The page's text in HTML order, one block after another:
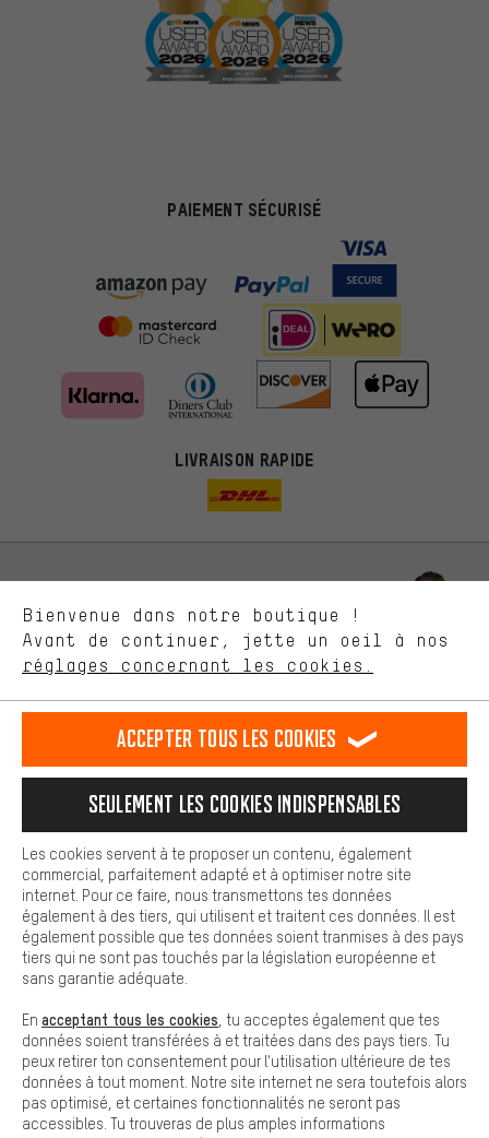
PAIEMENT SÉCURISÉ
LIVRAISON RAPIDE
Laisse-toi conseiller
Rappel Programmé
Notre politique en matière de protection de la vie privée
français
FR english
EN Deutsch
DE español
ES
RÉSILIER LE CONTRAT Communauté d'Aix-la-Chapelle
Programme d'affiliation Mentions Légales Protection des données
Reprise des batteries Corepile Paramètres de cookies
Modifier le contraste
Tous les prix s'entendent en euros (MwSt hors) plus les
Bienvenue dans notre boutique !
Avant de continuer, jette un oeil à nos
réglages concernant les cookies.
Des offres plus adaptées
pertinentes. Les cookies de marketing nous aident à identifier tes
intérêts et à te présenter des offres et des conseils sur mesure.
ça nous intéresse. Avec les cookies 'performance', tu peux nous
nous proposons grâce à ton comportement d'achat.
Plus de confort
est plus confortable. Avec les cookies de confort, nous
Nous pouvons ainsi mettre à ta disposition d'autres contenus et
informations utiles. De plus, tu as la possibilité d'utiliser des
facilement les bons produits. Par exemple, nous proposons une
facilement aux questions.
Cookies de base
Les cookies de base garantissent que tu puisses utiliser les
fonctions de notre site web.
Accepter tous les cookies
Seulement les cookies indispensables
Les cookies servent à te proposer un contenu, également
commercial, parfaitement adapté et à optimiser notre site
internet. Pour ce faire, nous transmettons tes données
également à des tiers, qui utilisent et traitent ces données. Il est
également possible que tes données soient tranmises à des pays
tiers qui ne sont pas touchés par la législation européenne et
sans garantie adéquate.
En acceptant tous les cookies , tu acceptes également que tes
données soient transférées à et traitées dans des pays tiers. Tu
peux retirer ton consentement pour l'utilisation ultérieure de tes
données à tout moment. Notre site internet ne sera toutefois alors
pas optimisé, et certaines fonctionnalités ne seront pas
accessibles. Tu trouveras de plus amples informations